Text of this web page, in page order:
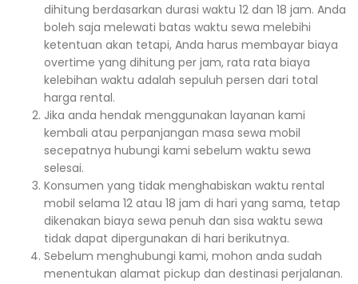
dihitung berdasarkan durasi waktu 12 dan 18 jam. Anda
boleh saja melewati batas waktu sewa melebihi
ketentuan akan tetapi, Anda harus membayar biaya
overtime yang dihitung per jam, rata rata biaya
kelebihan waktu adalah sepuluh persen dari total
harga rental.
Jika anda hendak menggunakan layanan kami
kembali atau perpanjangan masa sewa mobil
secepatnya hubungi kami sebelum waktu sewa
selesai.
Konsumen yang tidak menghabiskan waktu rental
mobil selama 12 atau 18 jam di hari yang sama, tetap
dikenakan biaya sewa penuh dan sisa waktu sewa
tidak dapat dipergunakan di hari berikutnya.
Sebelum menghubungi kami, mohon anda sudah
menentukan alamat pickup dan destinasi perjalanan.